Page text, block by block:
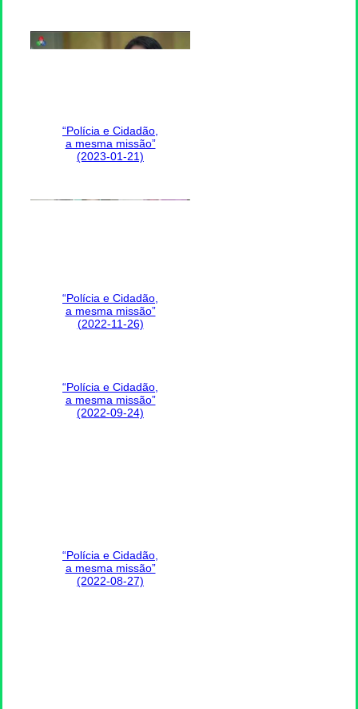
“Polícia e Cidadão,
a mesma missão”
(2023-01-21)
“Polícia e Cidadão,
a mesma missão”
(2022-11-26)
“Polícia e Cidadão,
a mesma missão”
(2022-08-27)